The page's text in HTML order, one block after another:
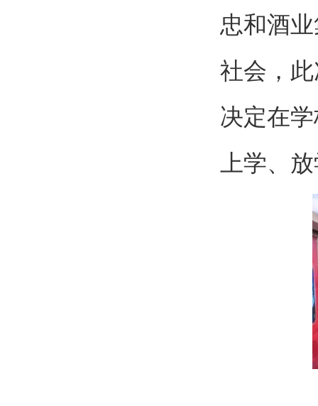
忠和酒
社会，
决定在
上学、